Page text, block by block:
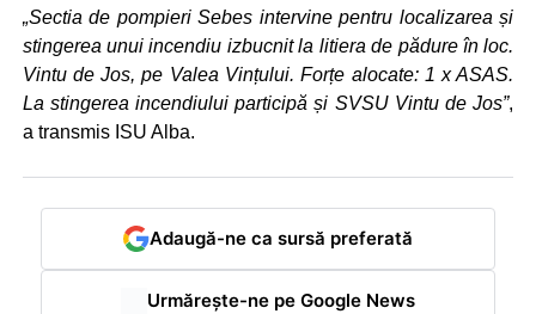
„Sectia de pompieri Sebes intervine pentru localizarea și
stingerea unui incendiu izbucnit la litiera de pădure în loc.
Vintu de Jos, pe Valea Vințului. Forțe alocate: 1 x ASAS.
La stingerea incendiului participă și SVSU Vintu de Jos”,
a transmis ISU Alba.
Adaugă-ne ca sursă preferată
Urmărește-ne pe Google News